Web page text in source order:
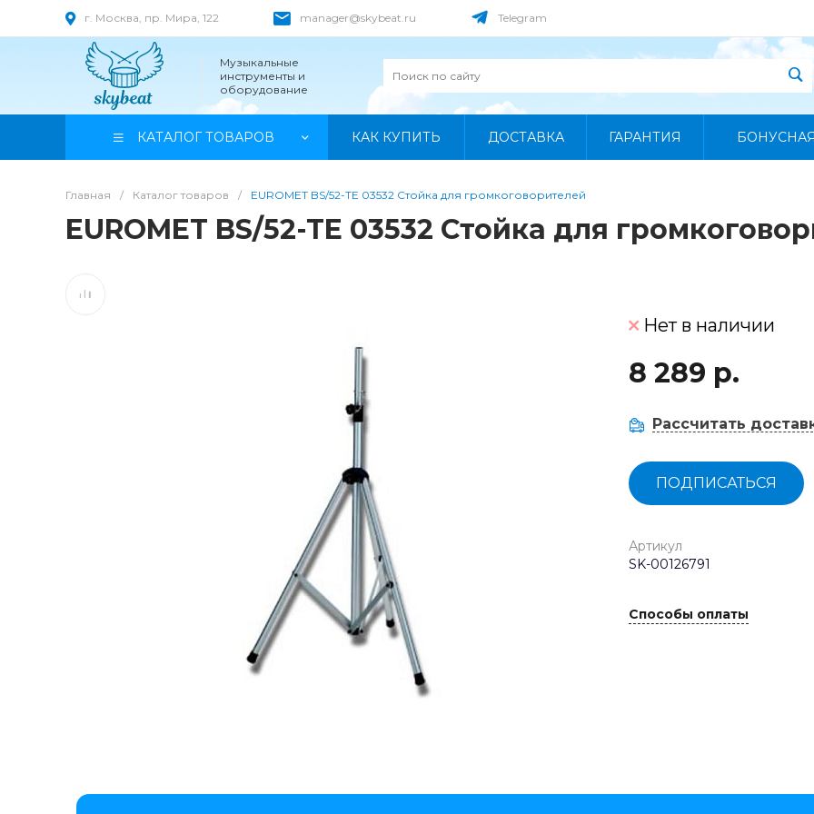
г. Москва, пр. Мира, 122 manager@skybeat.ru Telegram
Музыкальные
инструменты и
оборудование
КАТАЛОГ ТОВАРОВ КАК КУПИТЬ ДОСТАВКА ГАРАНТИЯ
Главная / Каталог товаров / EUROMET BS/52-TE 03532 Стойка для громкоговорителей
EUROMET BS/52-TE 03532 Стойка для
Нет в наличии
8 289 р.
Рассчитать
ПОДПИСАТЬСЯ
Артикул
SK-00126791
Способы оплаты